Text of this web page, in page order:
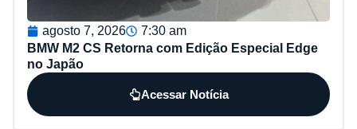
agosto 7, 2026
7:30 am
BMW M2 CS Retorna com Edição Especial Edge
no Japão
Acessar Notícia